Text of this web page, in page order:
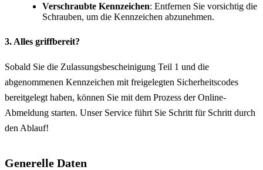
Verschraubte Kennzeichen: Entfernen Sie vorsichtig die
Schrauben, um die Kennzeichen abzunehmen.
3. Alles griffbereit?
Sobald Sie die Zulassungsbescheinigung Teil 1 und die
abgenommenen Kennzeichen mit freigelegten Sicherheitscodes
bereitgelegt haben, können Sie mit dem Prozess der Online-
Abmeldung starten. Unser Service führt Sie Schritt für Schritt durch
den Ablauf!
Generelle Daten